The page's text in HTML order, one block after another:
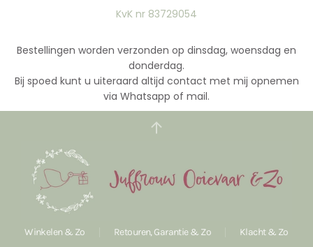
KvK nr 83729054
Bestellingen worden verzonden op dinsdag, woensdag en
donderdag.
Bij spoed kunt u uiteraard altijd contact met mij opnemen
via Whatsapp of mail.
Winkelen & Zo Retouren, Garantie & Zo
Klacht & Zo